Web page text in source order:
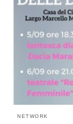
NETWORK